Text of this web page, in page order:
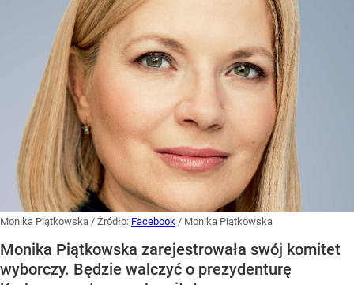
Monika Piątkowska / Źródło: Facebook / Monika Piątkowska
Monika Piątkowska zarejestrowała swój komitet
wyborczy. Będzie walczyć o prezydenturę